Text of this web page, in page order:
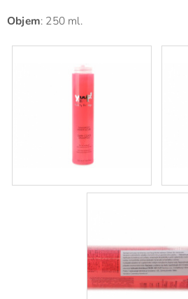
Objem: 250 ml.